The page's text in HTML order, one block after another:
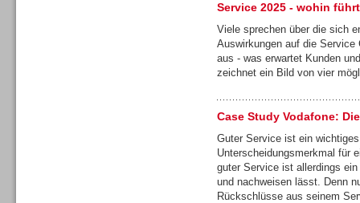
Service 2025 - wohin
Viele sprechen über die sich
Auswirkungen auf die Service
aus - was erwartet Kunden
zeichnet ein Bild von vier
Case Study Vodafone:
Guter Service ist ein
Unterscheidungsmerkmal für
guter Service ist allerdings
und nachweisen lässt. Denn
Rückschlüsse aus seinem